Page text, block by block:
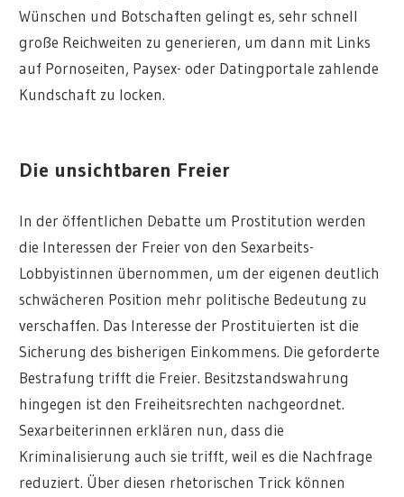
Wünschen und Botschaften gelingt es, sehr schnell
große Reichweiten zu generieren, um dann mit Links
auf Pornoseiten, Paysex- oder Datingportale zahlende
Kundschaft zu locken.
Die unsichtbaren Freier
In der öffentlichen Debatte um Prostitution werden
die Interessen der Freier von den Sexarbeits-
Lobbyistinnen übernommen, um der eigenen deutlich
schwächeren Position mehr politische Bedeutung zu
verschaffen. Das Interesse der Prostituierten ist die
Sicherung des bisherigen Einkommens. Die geforderte
Bestrafung trifft die Freier. Besitzstandswahrung
hingegen ist den Freiheitsrechten nachgeordnet.
Sexarbeiterinnen erklären nun, dass die
Kriminalisierung auch sie trifft, weil es die Nachfrage
reduziert. Über diesen rhetorischen Trick können